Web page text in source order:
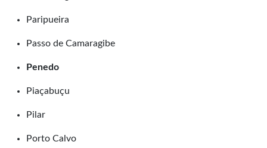
Paripueira
Passo de Camaragibe
Penedo
Piaçabuçu
Pilar
Porto Calvo